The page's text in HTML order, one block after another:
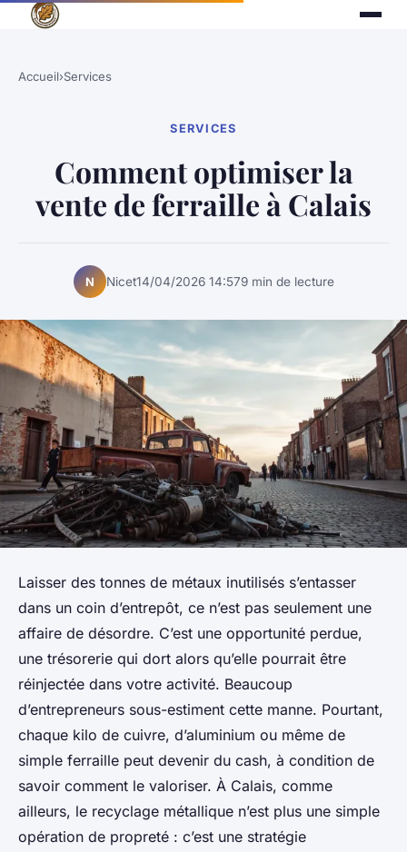
Accueil›Services
SERVICES
Comment optimiser la
vente de ferraille à Calais
N Nicet14/04/2026 14:579 min de lecture
Laisser des tonnes de métaux inutilisés s’entasser
dans un coin d’entrepôt, ce n’est pas seulement une
affaire de désordre. C’est une opportunité perdue,
une trésorerie qui dort alors qu’elle pourrait être
réinjectée dans votre activité. Beaucoup
d’entrepreneurs sous-estiment cette manne. Pourtant,
chaque kilo de cuivre, d’aluminium ou même de
simple ferraille peut devenir du cash, à condition de
savoir comment le valoriser. À Calais, comme
ailleurs, le recyclage métallique n’est plus une simple
opération de propreté : c’est une stratégie